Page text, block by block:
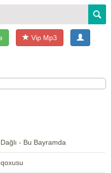
Vip Mp3
- Bu Bayramda